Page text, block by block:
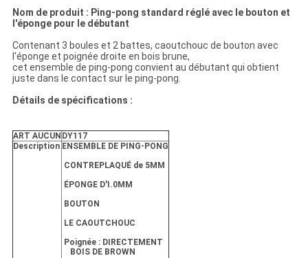
Nom de produit : Ping-pong standard réglé avec le bouton et
l'éponge pour le débutant
Contenant 3 boules et 2 battes, caoutchouc de bouton avec
l'éponge et poignée droite en bois brune,
cet ensemble de ping-pong convient au débutant qui obtient
juste dans le contact sur le ping-pong.
Détails de spécifications :
ART AUCUN DY117
Description ENSEMBLE DE PING-PONG
CONTREPLAQUÉ de 5MM
ÉPONGE D'I.0MM
BOUTON
LE CAOUTCHOUC
Poignée : DIRECTEMENT
BOIS DE BROWN